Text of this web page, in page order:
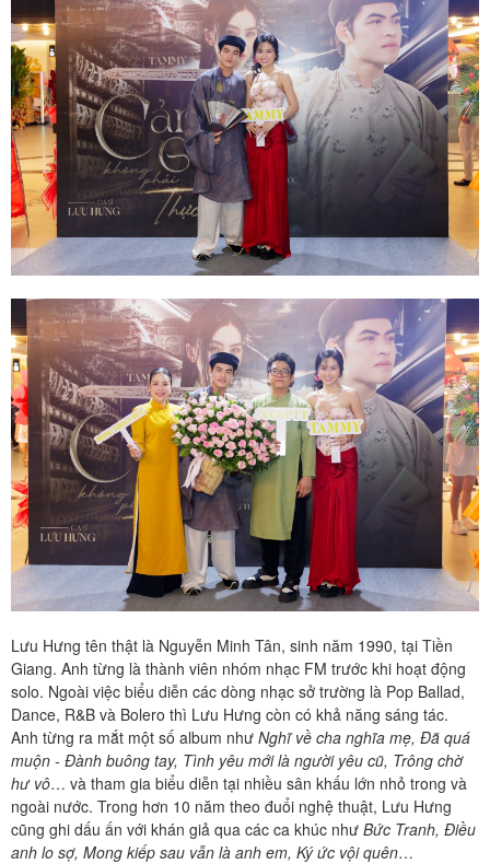
Lưu Hưng tên thật là Nguyễn Minh Tân, sinh năm 1990, tại Tiền
Giang. Anh từng là thành viên nhóm nhạc FM trước khi hoạt động
solo. Ngoài việc biểu diễn các dòng nhạc sở trường là Pop Ballad,
Dance, R&B và Bolero thì Lưu Hưng còn có khả năng sáng tác.
Anh từng ra mắt một số album như Nghĩ về cha nghĩa mẹ, Đã quá
muộn - Đành buông tay, Tình yêu mới là người yêu cũ, Trông chờ
hư vô… và tham gia biểu diễn tại nhiều sân khấu lớn nhỏ trong và
ngoài nước. Trong hơn 10 năm theo đuổi nghệ thuật, Lưu Hưng
cũng ghi dấu ấn với khán giả qua các ca khúc như Bức Tranh, Điều
anh lo sợ, Mong kiếp sau vẫn là anh em, Ký ức vội quên…